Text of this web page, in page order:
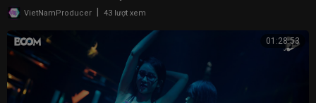
VINAHOUSE BAY PHÒNG
VietNamProducer 43 lượt xem
01:28:53